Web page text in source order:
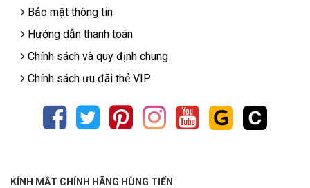
Bảo mật thông tin
Hướng dẫn thanh toán
Chính sách và quy định chung
Chính sách ưu đãi thẻ VIP
KÍNH MẮT CHÍNH HÃNG HÙNG TIẾN